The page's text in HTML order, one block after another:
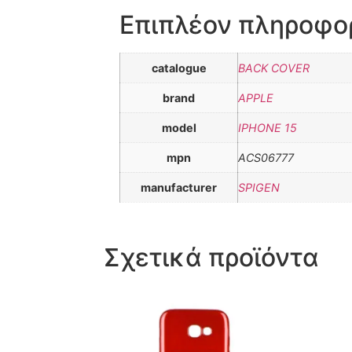
Επιπλέον
catalogue BACK COVER
brand APPLE
model IPHONE 15
mpn ACS06777
manufacturer SPIGEN
Σχετικά προϊόντα